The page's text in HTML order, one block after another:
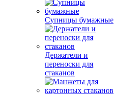
Супницы бумажные
Держатели и
переноски для
стаканов